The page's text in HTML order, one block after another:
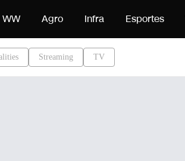
WW Agro Infra Esportes
Streaming TV